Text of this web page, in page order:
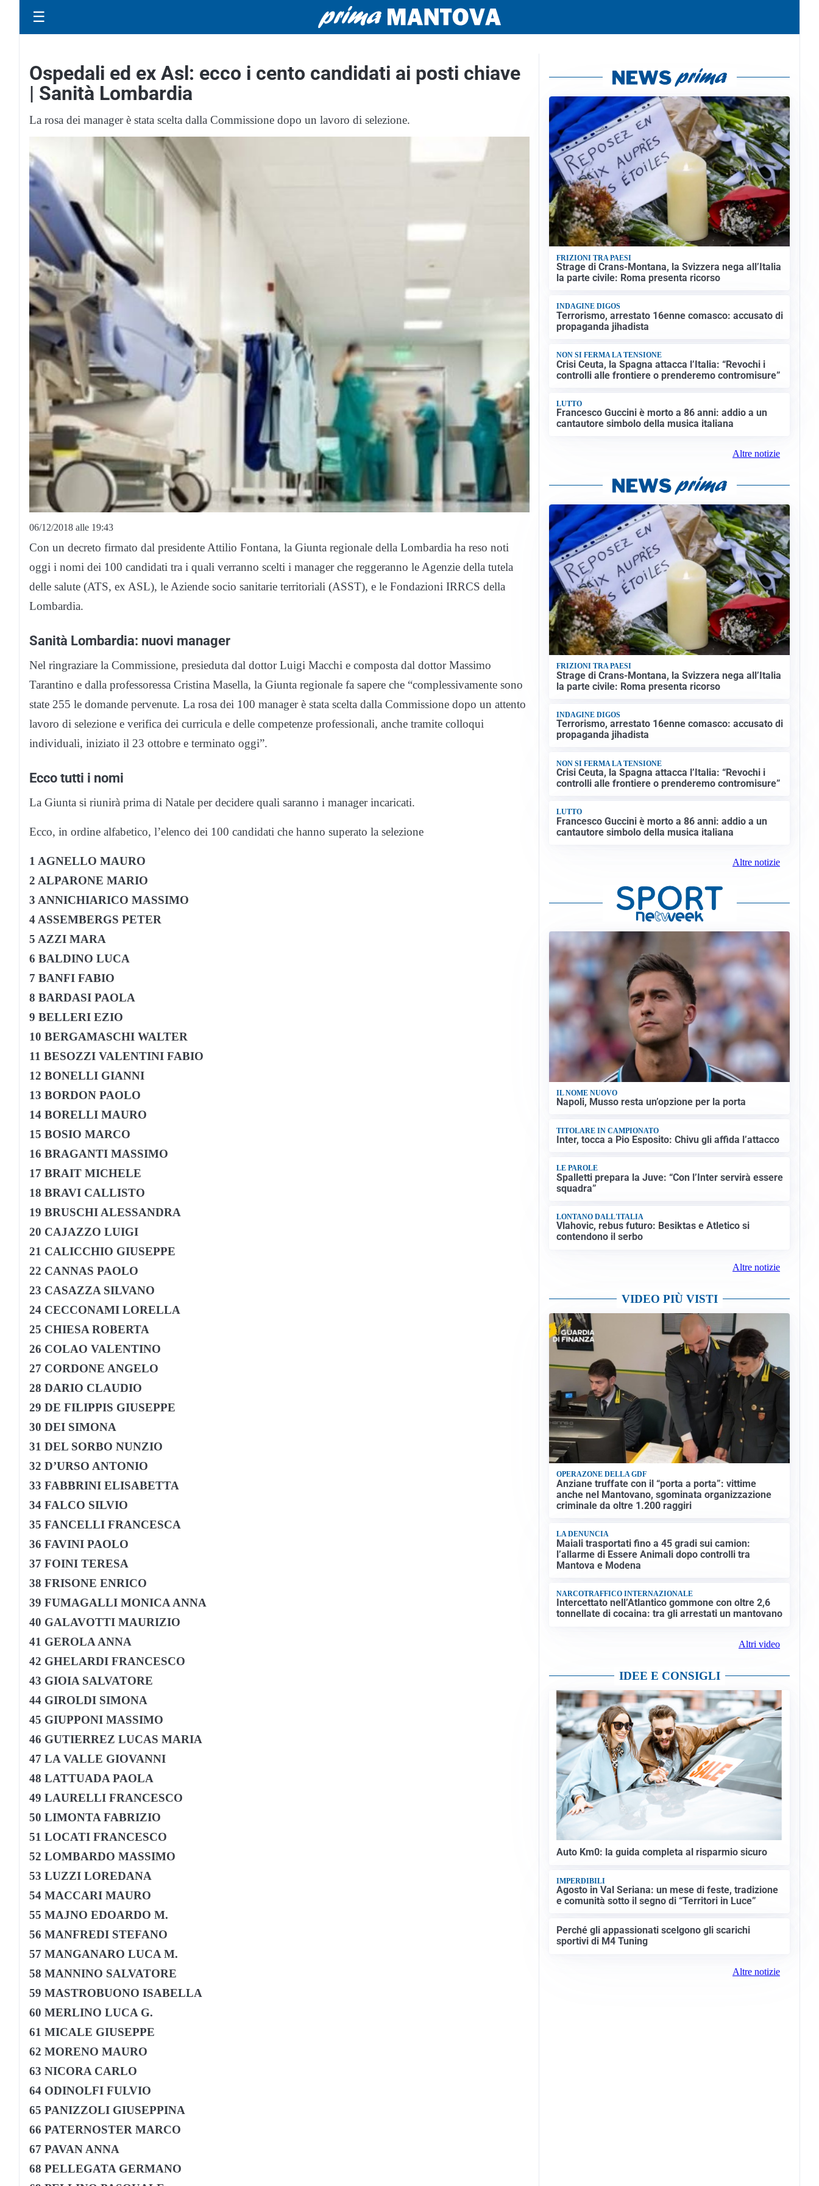
☰
Ospedali ed ex Asl: ecco i cento candidati ai posti chiave
| Sanità Lombardia
La rosa dei manager è stata scelta dalla Commissione dopo un lavoro di selezione.
06/12/2018 alle 19:43
Con un decreto firmato dal presidente Attilio Fontana, la Giunta regionale della Lombardia ha reso noti
oggi i nomi dei 100 candidati tra i quali verranno scelti i manager che reggeranno le Agenzie della tutela
delle salute (ATS, ex ASL), le Aziende socio sanitarie territoriali (ASST), e le Fondazioni IRRCS della
Lombardia.
Sanità Lombardia: nuovi manager
Nel ringraziare la Commissione, presieduta dal dottor Luigi Macchi e composta dal dottor Massimo
Tarantino e dalla professoressa Cristina Masella, la Giunta regionale fa sapere che “complessivamente sono
state 255 le domande pervenute. La rosa dei 100 manager è stata scelta dalla Commissione dopo un attento
lavoro di selezione e verifica dei curricula e delle competenze professionali, anche tramite colloqui
individuali, iniziato il 23 ottobre e terminato oggi”.
Ecco tutti i nomi
La Giunta si riunirà prima di Natale per decidere quali saranno i manager incaricati.
Ecco, in ordine alfabetico, l’elenco dei 100 candidati che hanno superato la selezione
1 AGNELLO MAURO
2 ALPARONE MARIO
3 ANNICHIARICO MASSIMO
4 ASSEMBERGS PETER
5 AZZI MARA
6 BALDINO LUCA
7 BANFI FABIO
8 BARDASI PAOLA
9 BELLERI EZIO
10 BERGAMASCHI WALTER
11 BESOZZI VALENTINI FABIO
12 BONELLI GIANNI
13 BORDON PAOLO
14 BORELLI MAURO
15 BOSIO MARCO
16 BRAGANTI MASSIMO
17 BRAIT MICHELE
18 BRAVI CALLISTO
19 BRUSCHI ALESSANDRA
20 CAJAZZO LUIGI
21 CALICCHIO GIUSEPPE
22 CANNAS PAOLO
23 CASAZZA SILVANO
24 CECCONAMI LORELLA
25 CHIESA ROBERTA
26 COLAO VALENTINO
27 CORDONE ANGELO
28 DARIO CLAUDIO
29 DE FILIPPIS GIUSEPPE
30 DEI SIMONA
31 DEL SORBO NUNZIO
32 D’URSO ANTONIO
33 FABBRINI ELISABETTA
34 FALCO SILVIO
35 FANCELLI FRANCESCA
36 FAVINI PAOLO
37 FOINI TERESA
38 FRISONE ENRICO
39 FUMAGALLI MONICA ANNA
40 GALAVOTTI MAURIZIO
41 GEROLA ANNA
42 GHELARDI FRANCESCO
43 GIOIA SALVATORE
44 GIROLDI SIMONA
45 GIUPPONI MASSIMO
46 GUTIERREZ LUCAS MARIA
47 LA VALLE GIOVANNI
48 LATTUADA PAOLA
49 LAURELLI FRANCESCO
50 LIMONTA FABRIZIO
51 LOCATI FRANCESCO
52 LOMBARDO MASSIMO
53 LUZZI LOREDANA
54 MACCARI MAURO
55 MAJNO EDOARDO M.
56 MANFREDI STEFANO
57 MANGANARO LUCA M.
58 MANNINO SALVATORE
59 MASTROBUONO ISABELLA
60 MERLINO LUCA G.
61 MICALE GIUSEPPE
62 MORENO MAURO
63 NICORA CARLO
64 ODINOLFI FULVIO
65 PANIZZOLI GIUSEPPINA
66 PATERNOSTER MARCO
67 PAVAN ANNA
68 PELLEGATA GERMANO
FRIZIONI TRA PAESI
Strage di Crans-Montana, la Svizzera nega all’Italia
la parte civile: Roma presenta ricorso
INDAGINE DIGOS
Terrorismo, arrestato 16enne comasco: accusato di
propaganda jihadista
NON SI FERMA LA TENSIONE
Crisi Ceuta, la Spagna attacca l’Italia: “Revochi i
controlli alle frontiere o prenderemo contromisure”
LUTTO
Francesco Guccini è morto a 86 anni: addio a un
cantautore simbolo della musica italiana
Altre notizie
FRIZIONI TRA PAESI
Strage di Crans-Montana, la Svizzera nega all’Italia
la parte civile: Roma presenta ricorso
INDAGINE DIGOS
Terrorismo, arrestato 16enne comasco: accusato di
propaganda jihadista
NON SI FERMA LA TENSIONE
Crisi Ceuta, la Spagna attacca l’Italia: “Revochi i
controlli alle frontiere o prenderemo contromisure”
LUTTO
Francesco Guccini è morto a 86 anni: addio a un
cantautore simbolo della musica italiana
Altre notizie
IL NOME NUOVO
Napoli, Musso resta un’opzione per la porta
TITOLARE IN CAMPIONATO
Inter, tocca a Pio Esposito: Chivu gli affida l’attacco
LE PAROLE
Spalletti prepara la Juve: “Con l’Inter servirà essere
squadra”
LONTANO DALL'ITALIA
Vlahovic, rebus futuro: Besiktas e Atletico si
contendono il serbo
Altre notizie
VIDEO PIÙ VISTI
OPERAZONE DELLA GDF
Anziane truffate con il “porta a porta”: vittime
anche nel Mantovano, sgominata organizzazione
criminale da oltre 1.200 raggiri
LA DENUNCIA
Maiali trasportati fino a 45 gradi sui camion:
l’allarme di Essere Animali dopo controlli tra
Mantova e Modena
NARCOTRAFFICO INTERNAZIONALE
Intercettato nell’Atlantico gommone con oltre 2,6
tonnellate di cocaina: tra gli arrestati un mantovano
Altri video
IDEE E CONSIGLI
Auto Km0: la guida completa al risparmio sicuro
IMPERDIBILI
Agosto in Val Seriana: un mese di feste, tradizione
e comunità sotto il segno di “Territori in Luce”
Perché gli appassionati scelgono gli scarichi
sportivi di M4 Tuning
Altre notizie